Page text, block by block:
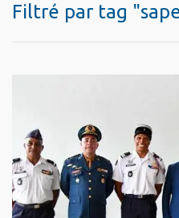
Filtré par tag